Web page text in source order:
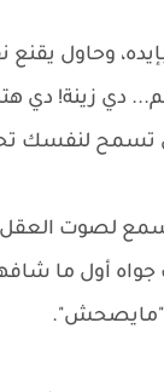
وحاول يقنع
دي زينة! دي
تسمح لنفسك
لصوت
جواه أول ما
"مايصحش".